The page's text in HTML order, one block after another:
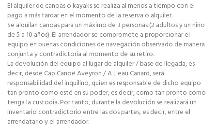
El alquiler de canoas o kayaks se realiza al menos a tiempo con el
pago a más tardar en el momento de la reserva o alquiler.
Se alquilan canoas para un máximo de 3 personas (2 adultos y un niño
de 5 a 10 años). El arrendador se compromete a proporcionar el
equipo en buenas condiciones de navegación observado de manera
conjunta y contradictoria al momento de su retiro.
La devolución del equipo al lugar de alquiler / base de llegada, es
decir, desde Cap Canoë Aveyron / A L'eau Canard, será
responsabilidad del inquilino, quien es responsable de dicho equipo
tan pronto como esté en su poder, es decir, como tan pronto como
tenga la custodia. Por tanto, durante la devolución se realizará un
inventario contradictorio entre las dos partes, es decir, entre el
arrendatario y el arrendador.